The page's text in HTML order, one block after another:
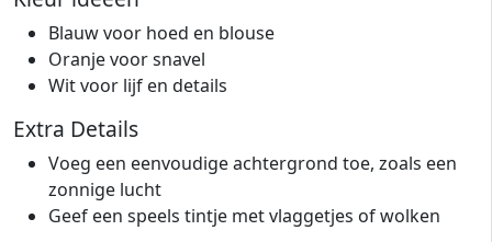
Blauw voor hoed en blouse
Oranje voor snavel
Wit voor lijf en details
Extra Details
Voeg een eenvoudige achtergrond toe, zoals een
zonnige lucht
Geef een speels tintje met vlaggetjes of wolken